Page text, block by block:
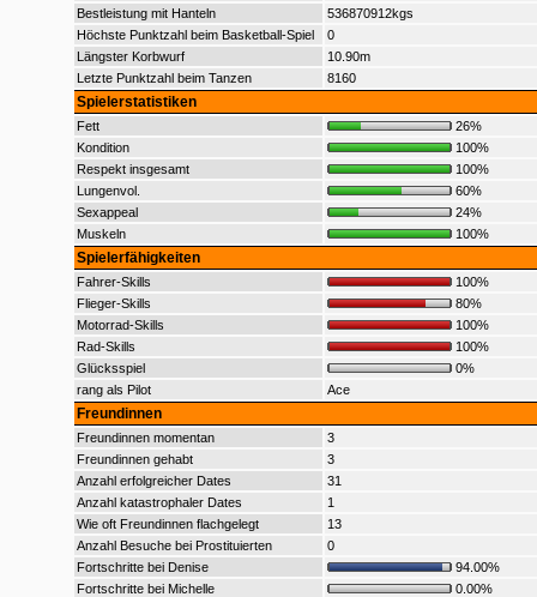
Bestleistung mit Hanteln
536870912kgs
Höchste Punktzahl beim Basketball-Spiel
0
Längster Korbwurf
10.90m
Letzte Punktzahl beim Tanzen
8160
Spielerstatistiken
Fett
26%
Kondition
100%
Respekt insgesamt
100%
Lungenvol.
60%
Sexappeal
24%
Muskeln
100%
Spielerfähigkeiten
Fahrer-Skills
100%
Flieger-Skills
80%
Motorrad-Skills
100%
Rad-Skills
100%
Glücksspiel
0%
rang als Pilot
Ace
Freundinnen
Freundinnen momentan
3
Freundinnen gehabt
3
Anzahl erfolgreicher Dates
31
Anzahl katastrophaler Dates
1
Wie oft Freundinnen flachgelegt
13
Anzahl Besuche bei Prostituierten
0
Fortschritte bei Denise
94.00%
Fortschritte bei Michelle
0.00%